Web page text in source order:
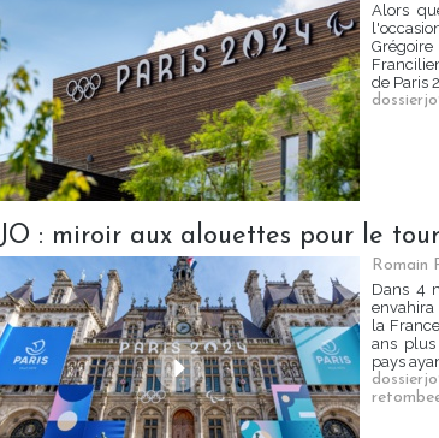
Alors
Grégoire
de Paris
JO : miroir aux alouettes pour le
Romain
Dans 4
envahira
la
ans
pays